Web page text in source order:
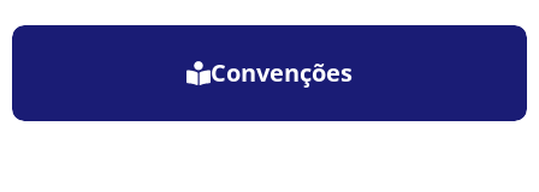
Convenções